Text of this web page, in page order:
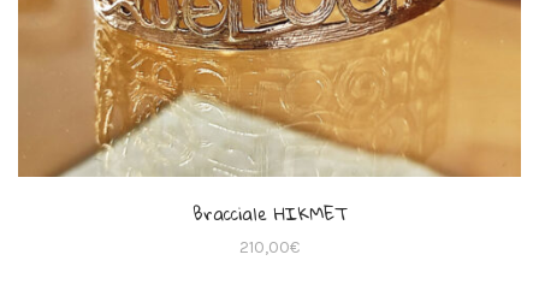
Bracciale HIKMET
210,00€